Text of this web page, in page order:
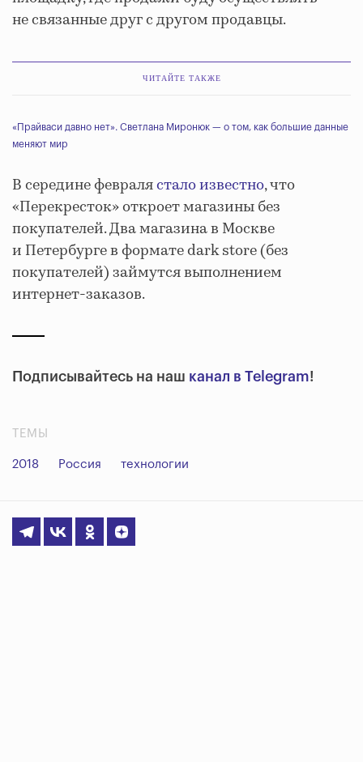
не связанные друг с другом продавцы.
ЧИТАЙТЕ ТАКЖЕ
«Прайваси давно нет». Светлана Миронюк — о том, как большие данные
меняют мир
В середине февралястало известно, что
«Перекресток» откроет магазины без
покупателей. Два магазина в Москве
и Петербурге в формате dark store (без
покупателей) займутся выполнением
интернет-заказов.
Подписывайтесь на наш канал в Telegram!
ТЕМЫ
2018 Россия технологии